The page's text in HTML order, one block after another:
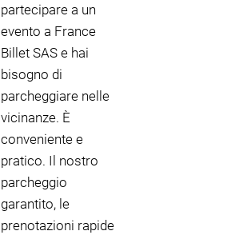
partecipare a un
evento a France
Billet SAS e hai
bisogno di
parcheggiare nelle
vicinanze. È
conveniente e
pratico. Il nostro
parcheggio
garantito, le
prenotazioni rapide